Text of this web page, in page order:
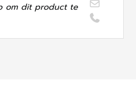
om dit product te